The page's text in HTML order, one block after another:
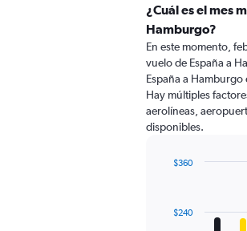
categories.
Range:
91
categories.
The
chart
has
1
Y
displaying
¿Cuál es el mes
Hamburgo?
En este momento,
vuelo de España a
España a
Hay múltiples
aerolíneas,
disponibles.
12$240
$360